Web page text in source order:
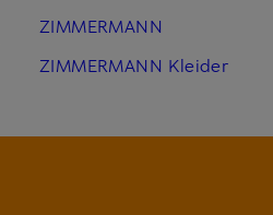
ZIMMERMANN
ZIMMERMANN Kleider